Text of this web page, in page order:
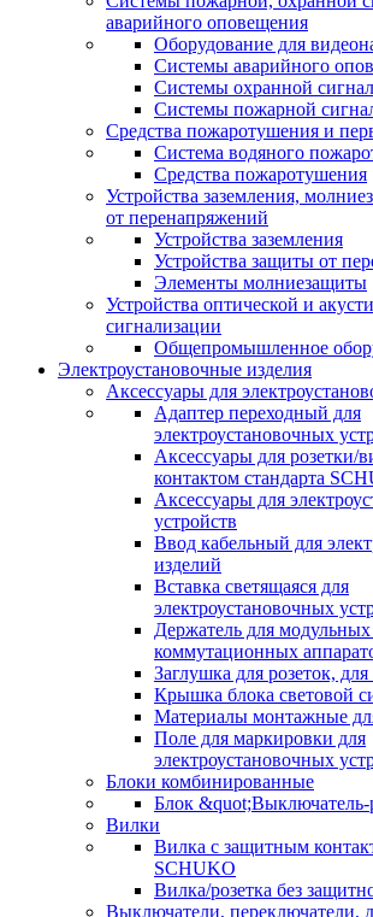
аварийного оповещения
Оборудование для
Системы аварийного
Системы охранной
Системы пожарной
Средства пожаротушения и
Система водяного
Средства пожаротушения
Устройства заземления,
от перенапряжений
Устройства заземления
Устройства защиты от
Элементы молниезащиты
Устройства оптической и
сигнализации
Общепромышленное
Электроустановочные изделия
Аксессуары для
Адаптер переходный для
электроустановочных
Аксессуары для розетки/
контактом стандарта
Аксессуары для
устройств
Ввод кабельный для
изделий
Вставка светящаяся для
электроустановочных
Держатель для
коммутационных
Заглушка для розеток,
Крышка блока световой
Материалы монтажные
Поле для маркировки для
электроустановочных
Блоки комбинированные
Блок &quot;Выключатель-
Вилки
Вилка с защитным
SCHUKO
Вилка/розетка без
Выключатели, переключатели,